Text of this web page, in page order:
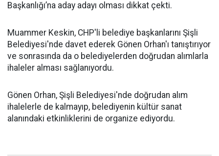
Başkanlığı’na aday adayı olması dikkat çekti.
Muammer Keskin, CHP'li belediye başkanlarını Şişli
Belediyesi'nde davet ederek Gönen Orhan'ı tanıştırıyor
ve sonrasında da o belediyelerden doğrudan alımlarla
ihaleler alması sağlanıyordu.
Gönen Orhan, Şişli Belediyesi'nde doğrudan alım
ihalelerle de kalmayıp, belediyenin kültür sanat
alanındaki etkinliklerini de organize ediyordu.